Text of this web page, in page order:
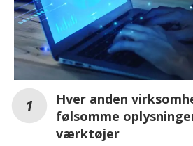
Hver anden
følsomme
værktøjer